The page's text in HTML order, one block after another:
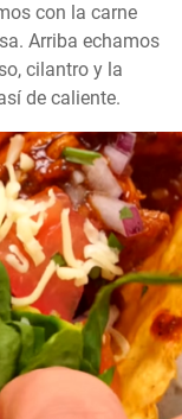
con la carne
Arriba echamos
cilantro y la
de caliente.